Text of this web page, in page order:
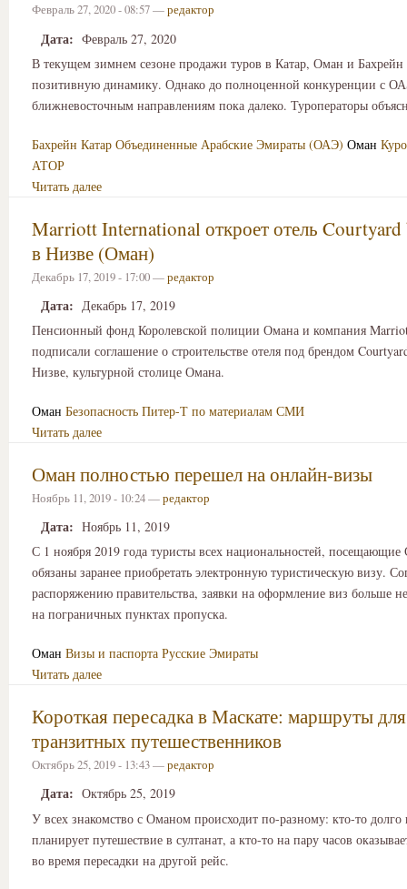
Февраль 27, 2020 - 08:57 —редактор
Дата: Февраль 27, 2020
В текущем зимнем сезоне продажи туров в Катар, Оман и Бахрейн
позитивную динамику. Однако до полноценной конкуренции с
ближневосточным направлениям пока далеко. Туроператоры
Бахрейн Катар Объединенные Арабские Эмираты (ОАЭ) Оман
АТОР
Читать далее
Marriott International откроет отель
в Низве (Оман)
Декабрь 17, 2019 - 17:00 —редактор
Дата: Декабрь 17, 2019
Пенсионный фонд Королевской полиции Омана и компания
подписали соглашение о строительстве отеля под брендом
Низве, культурной столице Омана.
Оман Безопасность Питер-Т по материалам СМИ
Читать далее
Оман полностью перешел на онлайн-визы
Ноябрь 11, 2019 - 10:24 —редактор
Дата: Ноябрь 11, 2019
С 1 ноября 2019 года туристы всех национальностей, посещающие
обязаны заранее приобретать электронную туристическую визу.
распоряжению правительства, заявки на оформление виз больше
на пограничных пунктах пропуска.
Оман Визы и паспорта Русские Эмираты
Читать далее
Короткая пересадка в Маскате: маршруты для
транзитных путешественников
Октябрь 25, 2019 - 13:43 —редактор
Дата: Октябрь 25, 2019
У всех знакомство с Оманом происходит по-разному: кто-то долго
планирует путешествие в султанат, а кто-то на пару часов
во время пересадки на другой рейс.